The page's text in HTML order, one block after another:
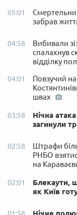
05:01
забрав
04:58
Вибивали
спалахнув
відділку
04:01
Повзучий
швах
03:58
Нічна
загинули
02:58
Штрафи
РНБО
на
02:01
Блекаути,
як Київ